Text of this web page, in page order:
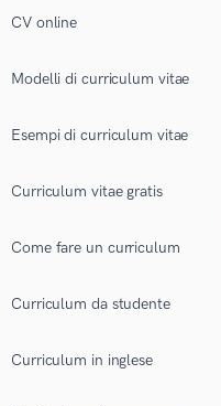
CV online
Modelli di curriculum vitae
Esempi di curriculum vitae
Curriculum vitae gratis
Come fare un curriculum
Curriculum da studente
Curriculum in inglese